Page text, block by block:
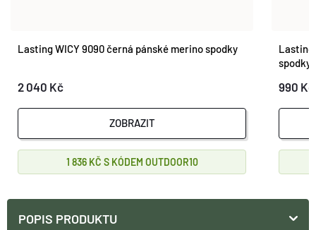
Lasting WICY 9090 černá pánské merino spodky
2 040 Kč
ZOBRAZIT
1 836 KČ OUTDOOR10
Lasting
spodky
990 Kč
POPIS PRODUKTU